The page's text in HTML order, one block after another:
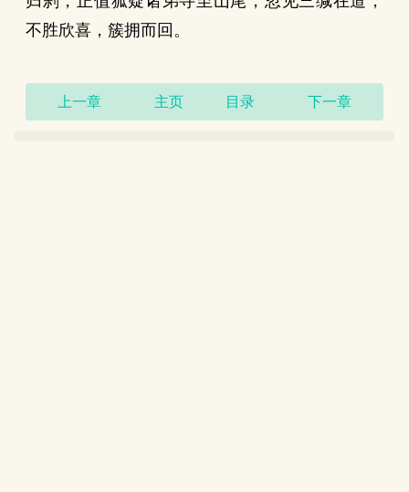
不胜欣喜，簇拥而回。
上一章 主页 目录 下一章